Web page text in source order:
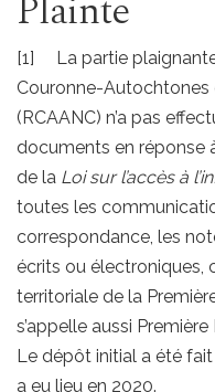
[1] La partie
Couronne-Autochtones
(RCAANC) n’a pas
documents en réponse
de la Loi sur l’accès à
toutes les
correspondance, les
écrits ou électroniques,
territoriale de la
s’appelle aussi
Le dépôt initial a été fait
a eu lieu en 2020.